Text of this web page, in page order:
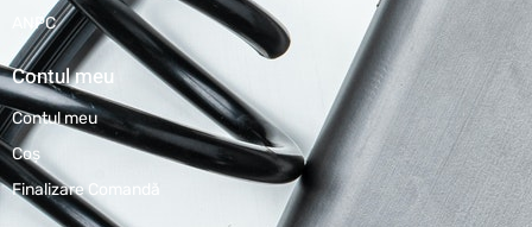
ANPC
Contul meu
Contul meu
Coş
Finalizare Comandă